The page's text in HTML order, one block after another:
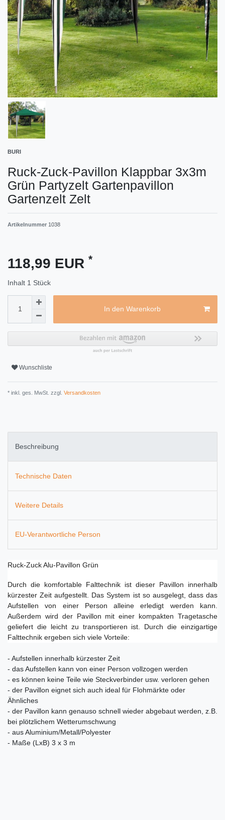
BURI
Ruck-Zuck-Pavillon Klappbar 3x3m
Grün Partyzelt Gartenpavillon
Gartenzelt Zelt
Artikelnummer 1038
118,99 EUR *
Inhalt 1 Stück
In den Warenkorb
Wunschliste
* inkl. ges. MwSt. zzgl. Versandkosten
Beschreibung
Technische Daten
Weitere Details
EU-Verantwortliche Person
Ruck-Zuck Alu-Pavillon Grün
Durch die komfortable Falttechnik ist dieser Pavillon innerhalb
kürzester Zeit aufgestellt. Das System ist so ausgelegt, dass das
Aufstellen von einer Person alleine erledigt werden kann.
Außerdem wird der Pavillon mit einer kompakten Tragetasche
geliefert die leicht zu transportieren ist. Durch die einzigartige
Falttechnik ergeben sich viele Vorteile:
- Aufstellen innerhalb kürzester Zeit
- das Aufstellen kann von einer Person vollzogen werden
- es können keine Teile wie Steckverbinder usw. verloren gehen
- der Pavillon eignet sich auch ideal für Flohmärkte oder
Ähnliches
- der Pavillon kann genauso schnell wieder abgebaut werden, z.B.
bei plötzlichem Wetterumschwung
- aus Aluminium/Metall/Polyester
- Maße (LxB) 3 x 3 m